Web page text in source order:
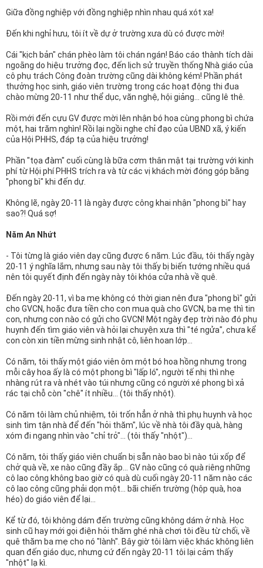
Giữa đồng nghiệp với đồng nghiệp nhìn nhau quá xót xa!
Đến khi nghỉ hưu, tôi ít về dự ở trường xưa dù có được mời!
Cái "kịch bản" chán phèo làm tôi chán ngán! Báo cáo thành tích dài
ngoằng do hiệu trưởng đọc, đến lịch sử truyền thống Nhà giáo của
cô phụ trách Công đoàn trường cũng dài không kém! Phần phát
thưởng học sinh, giáo viên trường trong các hoạt động thi đua
chào mừng 20-11 như thể dục, văn nghệ, hội giảng... cũng lê thê.
Rồi mới đến cựu GV được mời lên nhận bó hoa cùng phong bì chứa
một, hai trăm nghìn! Rồi lại ngồi nghe chỉ đạo của UBND xã, ý kiến
của Hội PHHS, đáp tạ của hiệu trưởng!
Phần "tọa đàm" cuối cùng là bữa cơm thân mật tại trường với kinh
phí từ Hội phí PHHS trích ra và từ các vị khách mời đóng góp bằng
"phong bì" khi đến dự.
Không lẽ, ngày 20-11 là ngày được công khai nhận "phong bì" hay
sao?! Quá sợ!
Năm An Nhứt
- Tôi từng là giáo viên dạy cũng được 6 năm. Lúc đầu, tôi thấy ngày
20-11 ý nghĩa lắm, nhưng sau này tôi thấy bị biến tướng nhiều quá
nên tôi quyết định đến ngày này tôi khóa cửa nhà về quê.
Đến ngày 20-11, vì ba mẹ không có thời gian nên đưa "phong bì" gửi
cho GVCN, hoặc đưa tiền cho con mua quà cho GVCN, ba mẹ thì tin
con, nhưng con nào có gửi cho GVCN! Một ngày đẹp trời nào đó phụ
huynh đến tìm giáo viên và hỏi lại chuyện xưa thì "té ngửa", chưa kể
con còn xin tiền mừng sinh nhật cô, liên hoan lớp...
Có năm, tôi thấy một giáo viên ôm một bó hoa hồng nhưng trong
mỗi cây hoa ấy là có một phong bì "lấp ló", người tế nhị thì nhẹ
nhàng rút ra và nhét vào túi nhưng cũng có người xé phong bì xả
rác tại chỗ còn "chê" ít nhiều... (tôi thấy nhột).
Có năm tôi làm chủ nhiệm, tôi trốn hẳn ở nhà thì phụ huynh và học
sinh tìm tận nhà để đến "hỏi thăm", lúc về nhà tôi đầy quà, hàng
xóm đi ngang nhìn vào "chỉ trỏ"... (tôi thấy "nhột")...
Có năm, tôi thấy giáo viên chuẩn bị sẵn nào bao bì nào túi xốp để
chở quà về, xe nào cũng đầy ắp... GV nào cũng có quà riêng những
cô lao công không bao giờ có quà dù cuối ngày 20-11 năm nào các
cô lao công cũng phải dọn một... bãi chiến trường (hộp quà, hoa
héo) do giáo viên để lại...
Kể từ đó, tôi không dám đến trường cũng không dám ở nhà. Học
sinh cũ hay mới gọi điện hỏi thăm ghé nhà chơi tôi đều từ chối, về
quê thăm ba mẹ cho nó "lành". Bây giờ tôi làm việc khác không liên
quan đến giáo dục, nhưng cứ đến ngày 20-11 tôi lại cảm thấy
"nhột" lạ kì.